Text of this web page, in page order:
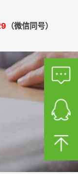
（微信同号）